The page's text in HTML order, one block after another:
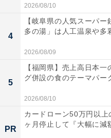
そんな残念な彼と、これ
れるかどうかは疑問です
そんな人がまず理解した
プの男性の場合は、浮気
ころで、良い方向に進む
す。だったら、どうする
2026/08/10
4
【岐阜県の人気スーパ
多の湯」は人工温泉や多
2026/08/09
5
【福岡県】売上高日本
グ併設の食のテーマパー
2026/08/10
PR
カードローン50万円以
ヶ月停止して『大幅に減